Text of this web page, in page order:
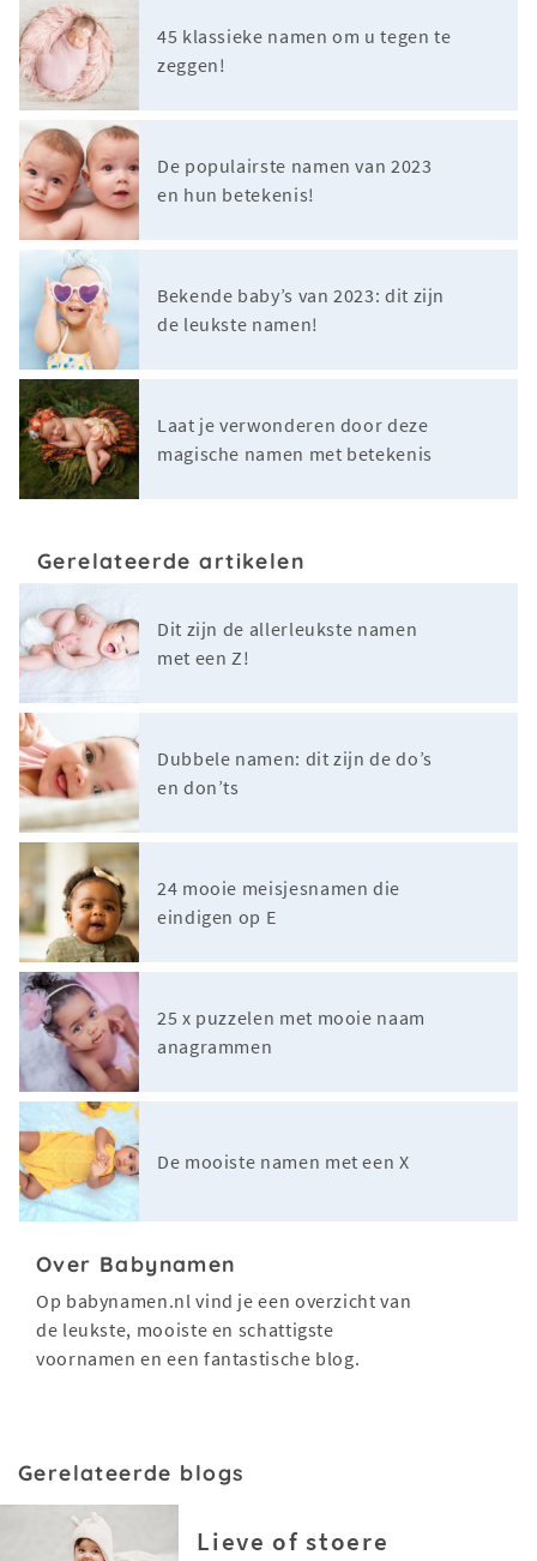
45 klassieke namen om u tegen te
zeggen!
De populairste namen van 2023
en hun betekenis!
Bekende baby’s van 2023: dit zijn
de leukste namen!
Laat je verwonderen door deze
magische namen met betekenis
Gerelateerde artikelen
Dit zijn de allerleukste namen
met een Z!
Dubbele namen: dit zijn de do’s
en don’ts
24 mooie meisjesnamen die
eindigen op E
25 x puzzelen met mooie naam
anagrammen
De mooiste namen met een X
Over Babynamen
Op babynamen.nl vind je een overzicht van
de leukste, mooiste en schattigste
voornamen en een fantastische blog.
Gerelateerde blogs
Lieve of stoere